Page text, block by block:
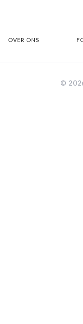
OVER ONS
©